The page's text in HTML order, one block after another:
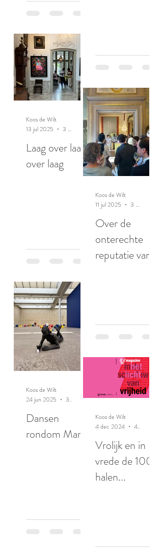
Laag over laag
over laag
Koos de Wilt
13 jul 2025
3 minuten om te lezen
Over de
onterechte
reputatie van
Koos de Wilt
11 jul 2025
3 minuten om te lezen
Dansen
rondom Maria
Koos de Wilt
24 jun 2025
3 minuten om te lezen
Vrolijk en in
vrede de 100
halen...
Koos de Wilt
4 dec 2024
4 minuten om te lezen